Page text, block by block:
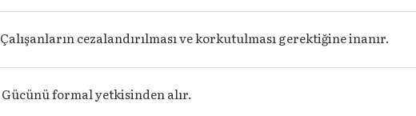
Çalışanların cezalandırılması ve korkutulması gerektiğine inanır.
Gücünü formal yetkisinden alır.